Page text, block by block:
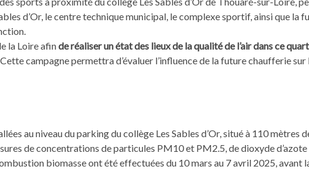
d’Or, le centre technique municipal, le complexe sportif, ainsi que la
la Loire afinde réaliser un état des lieux de la qualité de l’air dans ce
campagne permettra d’évaluer l’influence de la future chaufferie sur
au niveau du parking du collège Les Sables d’Or, situé à 110 mètres
de concentrations de particules PM10 et PM2.5, de dioxyde
biomasse ont été effectuées du 10 mars au 7 avril 2025, avant